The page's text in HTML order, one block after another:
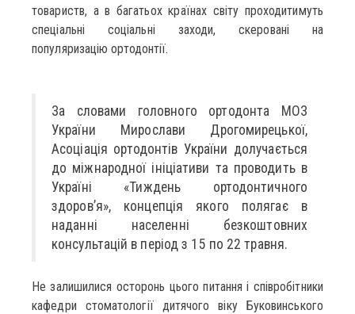
товариств, а в багатьох країнах світу проходитимуть
спеціальні соціальні заходи, скеровані на
популяризацію ортодонтії.
За словами головного ортодонта МОЗ
України Мирослави Дрогомирецької,
Асоціація ортодонтів України долучається
до міжнародної ініціативи та проводить в
Україні «Тиждень ортодонтичного
здоров’я», концепція якого полягає в
наданні населенні безкоштовних
консультацій в період з 15 по 22 травня.
Не залишилися осторонь цього питання і співробітники
кафедри стоматології дитячого віку Буковинського